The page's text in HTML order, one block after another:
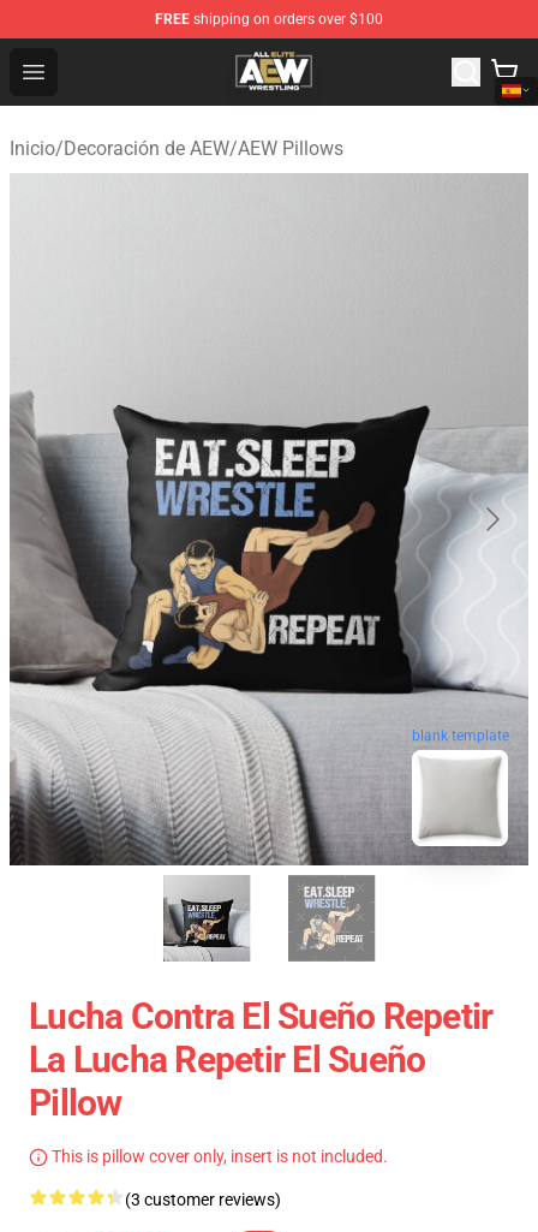
FREE shipping on orders over $100
Open menu
Aew Shop ⚡️ Official Aew Merchandise Store
Inicio/Decoración de AEW/AEW Pillows
blank template
Lucha Contra El Sueño Repetir
La Lucha Repetir El Sueño
Pillow
This is pillow cover only, insert is not included.
(3 customer reviews)